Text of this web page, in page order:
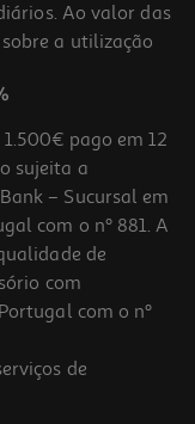
1
Ao valor das
a utilização
pago em 12
sujeita a
– Sucursal em
com o nº 881. A
de
com
com o nº
de